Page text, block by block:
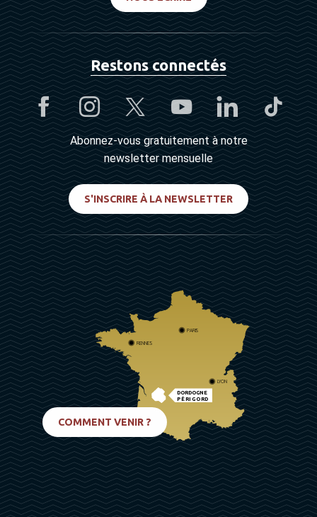
Restons connectés
Abonnez-vous gratuitement à notre
newsletter mensuelle
S'INSCRIRE À LA NEWSLETTER
DORDOGNE
PÉRIGORD
PARIS
RENNES
LYON
COMMENT VENIR ?